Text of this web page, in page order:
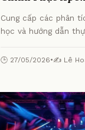
Cung cấp các phân
học và hướng dẫn
Legends Americas từ
🕒 27/05/2026•✍️ Lê